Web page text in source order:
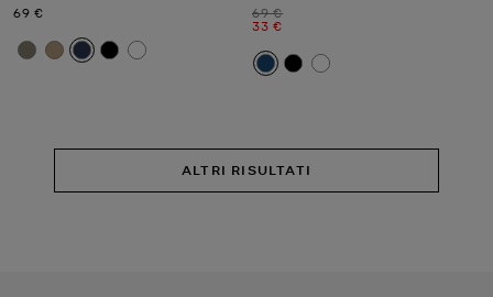
Prezzo attuale
69 €
Prezzo iniziale
69 €
Prezzo attuale
33 €
ALTRI RISULTATI